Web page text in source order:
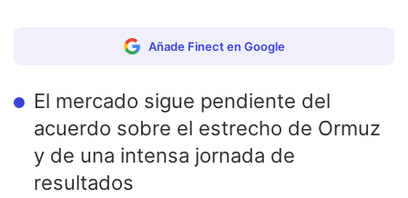
Añade Finect en Google
El mercado sigue pendiente del
acuerdo sobre el estrecho de Ormuz
y de una intensa jornada de
resultados